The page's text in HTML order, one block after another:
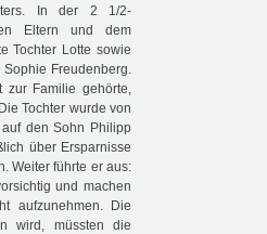
In der 2 1/2-
Eltern und dem
Tochter Lotte sowie
Freudenberg.
Familie gehörte,
Tochter wurde von
den Sohn Philipp
über Ersparnisse
Weiter führte er aus:
und machen
aufzunehmen. Die
wird, müssten die